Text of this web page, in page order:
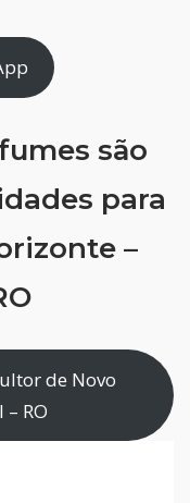
são
para
–
de Novo
RO